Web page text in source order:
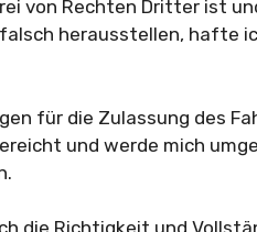
von Rechten Dritter ist
herausstellen, hafte
für die Zulassung des
und werde mich
die Richtigkeit und